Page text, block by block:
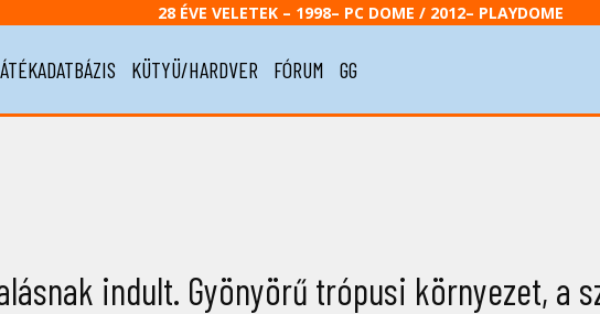
28 ÉVE VELETEK – 1998– PC DOME / 2012– PLAYDOME
KÜTYÜ/HARDVER FÓRUM GG
indult. Gyönyörű trópusi környezet, a